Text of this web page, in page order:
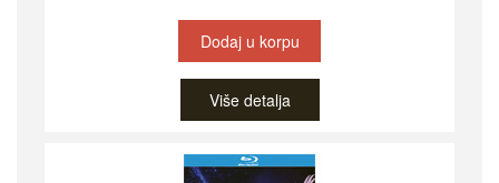
Dodaj u korpu
Više detalja